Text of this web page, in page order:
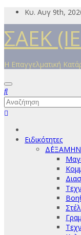
Μετάβαση
περιεχόμενο
Κυ. Αυγ 9th,
ΣΑΕΚ
Η Επαγγελματική
Ειδικότητες